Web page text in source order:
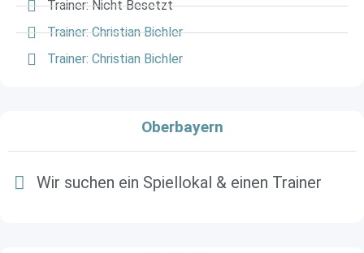
Trainer: Nicht Besetzt
Trainer: Christian Bichler
Trainer: Christian Bichler
Oberbayern
Wir suchen ein Spiellokal & einen Trainer